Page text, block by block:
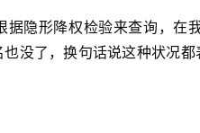
据隐形降权检验来查询，在
没了，换句话说这种状况